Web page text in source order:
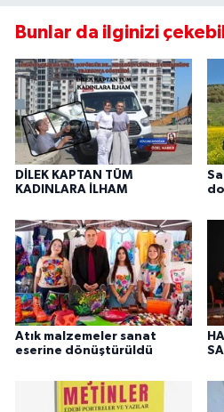
Bunlar da ilginizi
DİLEK KAPTAN TÜM
KADINLARA İLHAM
Atık malzemeler sanat
eserine dönüştürüldü